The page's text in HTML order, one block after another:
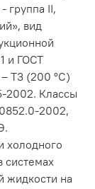
группа II,
вид
и ГОСТ
– Т3 (200 °С)
2002. Классы
2002,
холодного
системах
жидкости на